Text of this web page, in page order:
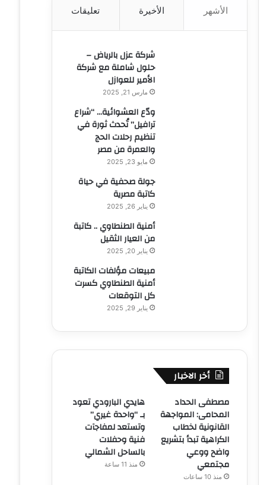
الأشهر الأخيرة تعليقات
شركة عزل بالرياض –
حلول شاملة مع شركة
الأمير للعوازل
مارس 21, 2025
ودّع العشوائية… “شراع
ترافيل” تُحدث ثورة في
تنظيم رحلات الحج
والعمرة من مصر
مايو 23, 2025
جولة صحفية في حياة
كاتبة مصرية
يناير 26, 2025
أمنية الطنطاوي .. كاتبة
من العيار الثقيل
يناير 20, 2025
مبيعات مؤلفات الكاتبة
أمنية الطنطاوي كسرت
كل التوقعات
يناير 29, 2025
أخر الاخبار
مصطفى الحداد
المحامى: المواجهة
القانونية لخطاب
الكراهية تبدأ بتشريع
واضح ووعي
مجتمعي
منذ 10 ساعات
هايدي البارودي تعود
بـ “واحدة غيري”
وتستعد لمفاجآت
فنية وحفلات
بالساحل الشمالي
منذ 11 ساعة